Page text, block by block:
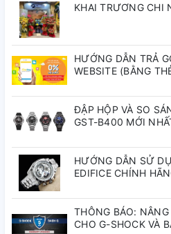
Đường kính vỏ: 43mm
Độ dày vỏ:
Chất liệu vỏ: Thép
Dây đeo:
Màu mặt số:
KHAI TRƯƠNG CHI
HƯỚNG DẪN TRẢ
WEBSITE (BẰNG
ĐẬP HỘP VÀ SO
GST-B400 MỚI
HƯỚNG DẪN SỬ
EDIFICE CHÍNH
THÔNG BÁO:
CHO G-SHOCK VÀ